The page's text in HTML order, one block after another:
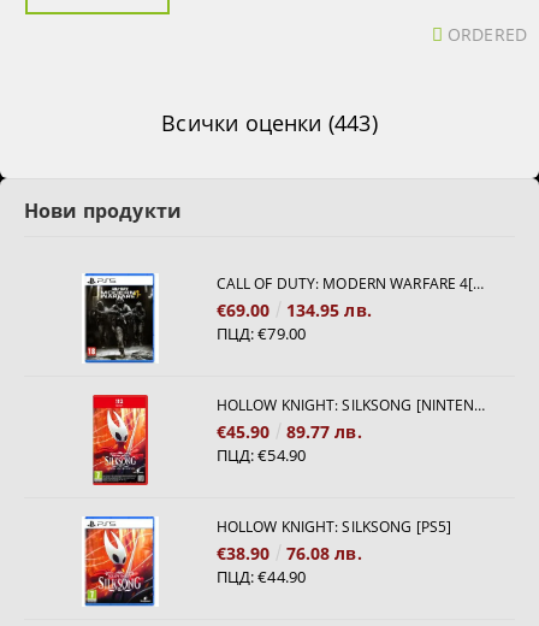
ORDERED
Всички оценки (443)
Нови продукти
CALL OF DUTY: MODERN WARFARE 4[PS5]
€69.00 134.95 лв.
ПЦД:€79.00
HOLLOW KNIGHT: SILKSONG [NINTENDO SWITCH 2]
€45.90 89.77 лв.
ПЦД:€54.90
HOLLOW KNIGHT: SILKSONG [PS5]
€38.90 76.08 лв.
ПЦД:€44.90